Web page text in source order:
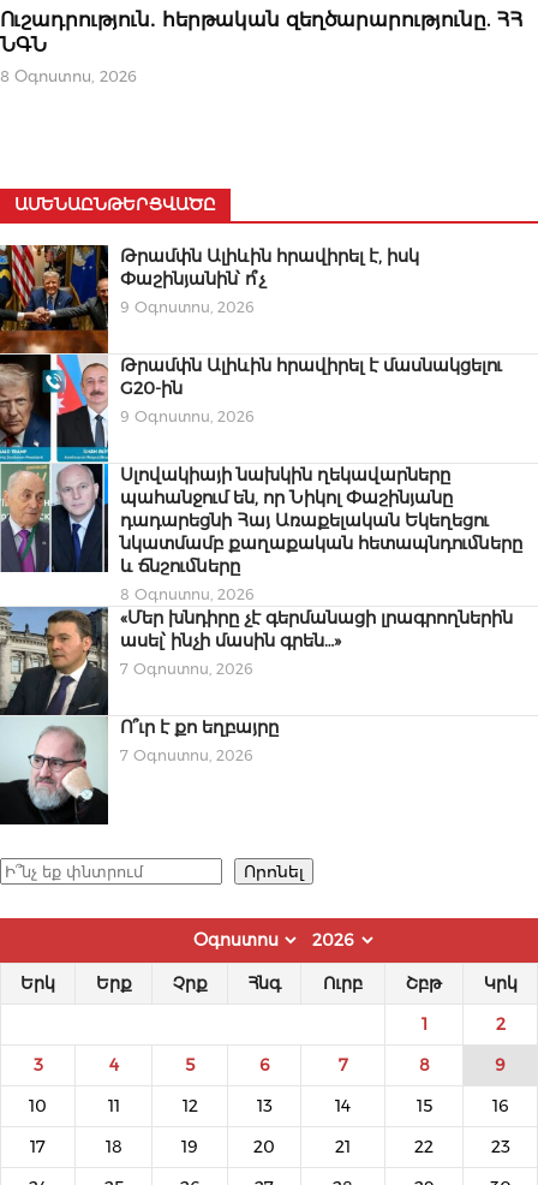
ՆՈՐՈՒԹՅՈՒՆՆԵՐ
Ուշադրություն․ հերթական զեղծարարությունը. ՀՀ
ՆԳՆ
8 Օգոստոս, 2026
ԱՄԵՆԱԸՆԹԵՐՑՎԱԾԸ
Թրամփն Ալիևին հրավիրել է, իսկ
Փաշինյանին՝ ո՞չ
9 Օգոստոս, 2026
Թրամփն Ալիևին հրավիրել է մասնակցելու
G20-ին
9 Օգոստոս, 2026
Սլովակիայի նախկին ղեկավարները
պահանջում են, որ Նիկոլ Փաշինյանը
դադարեցնի Հայ Առաքելական Եկեղեցու
նկատմամբ քաղաքական հետապնդումները
և ճնշումները
8 Օգոստոս, 2026
«Մեր խնդիրը չէ գերմանացի լրագրողներին
ասել՝ ինչի մասին գրեն…»
7 Օգոստոս, 2026
Ո՞ւր է քո եղբայրը
7 Օգոստոս, 2026
Որոնել Որոնել
Երկ Երք Չրք Հնգ Ուրբ Շբթ Կրկ
1 2
3 4 5 6 7 8 9
10 11 12 13 14 15 16
17 18 19 20 21 22 23